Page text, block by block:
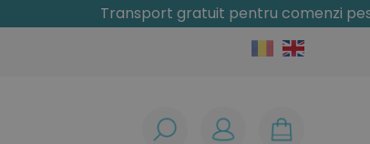
Transport gratuit pentru comenzi peste 300